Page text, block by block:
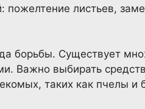
пожелтение листьев,
борьбы. Существует
Важно выбирать
таких как пчелы и